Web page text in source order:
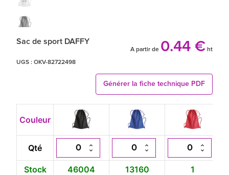
Sac de sport DAFFY
A partir de 0.44 € ht
UGS : OKV-82722498
Générer la fiche technique PDF
Couleur
Qté
Stock 46004 13160 1